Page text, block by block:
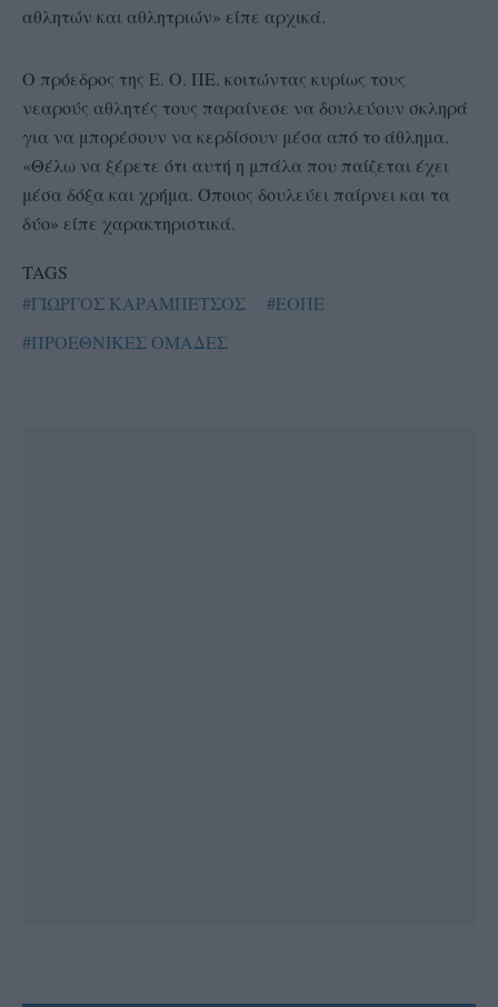
αθλητών και αθλητριών» είπε αρχικά.
Ο πρόεδρος της Ε. Ο. ΠΕ. κοιτώντας κυρίως τους
νεαρούς αθλητές τους παραίνεσε να δουλεύουν σκληρά
για να μπορέσουν να κερδίσουν μέσα από το άθλημα.
«Θέλω να ξέρετε ότι αυτή η μπάλα που παίζεται έχει
μέσα δόξα και χρήμα. Όποιος δουλεύει παίρνει και τα
δύο» είπε χαρακτηριστικά.
TAGS
#ΓΙΩΡΓΟΣ ΚΑΡΑΜΠΕΤΣΟΣ
#ΕΟΠΕ
#ΠΡΟΕΘΝΙΚΕΣ ΟΜΑΔΕΣ